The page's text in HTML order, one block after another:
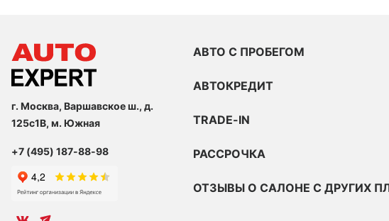
г. Москва, Варшавское ш., д.
125с1В, м. Южная
+7 (495) 187-88-98
АВТО С ПРОБЕГОМ
АВТОКРЕДИТ
TRADE-IN
РАССРОЧКА
ОТЗЫВЫ О САЛОНЕ С ДРУГИХ